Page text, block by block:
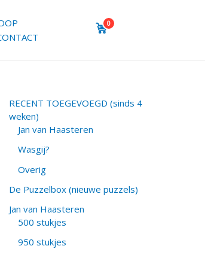
0
RECENT TOEGEVOEGD (sinds 4
weken)
Jan van Haasteren
Wasgij?
Overig
De Puzzelbox (nieuwe puzzels)
Jan van Haasteren
500 stukjes
950 stukjes